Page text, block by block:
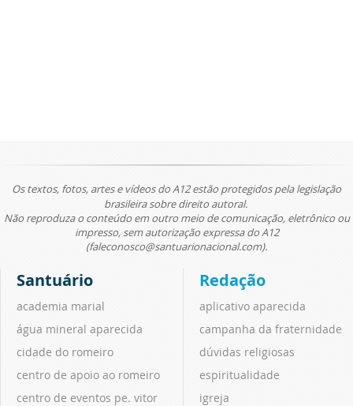
Os textos, fotos, artes e vídeos do A12 estão protegidos pela legislação
brasileira sobre direito autoral.
Não reproduza o conteúdo em outro meio de comunicação, eletrônico ou
impresso, sem autorização expressa do A12
(faleconosco@santuarionacional.com).
Santuário
academia marial
água mineral aparecida
cidade do romeiro
centro de apoio ao romeiro
centro de eventos pe. vitor
Redação
aplicativo aparecida
campanha da fraternidade
dúvidas religiosas
espiritualidade
igreja